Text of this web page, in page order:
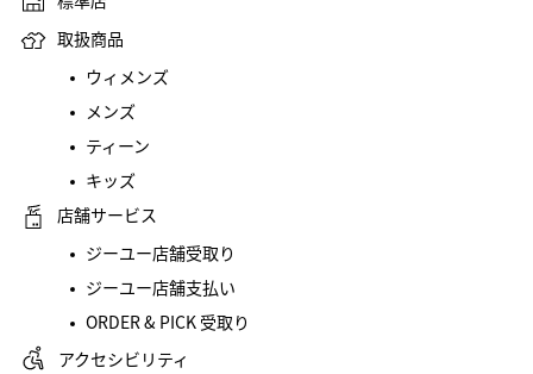
取扱商品
ウィメンズ
メンズ
ティーン
キッズ
店舗サービス
ジーユー店舗受取り
ジーユー店舗支払い
ORDER & PICK 受取り
アクセシビリティ